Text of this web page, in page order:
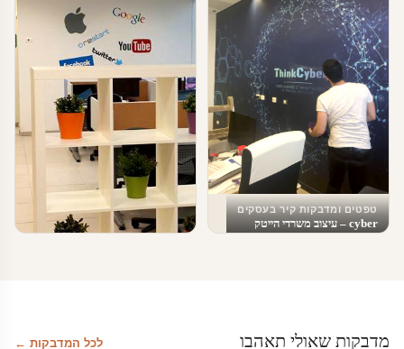
טפטים ומדבקות קיר בעסקים
cyber – עיצוב משרדי הייטק
מדבקות שאולי תאהבו לכל המדבקות ←